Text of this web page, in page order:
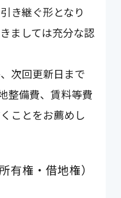
き継ぐ形となり
ましては充分な認
次回更新日まで
整備費、賃料等費
ことをお薦めし
有権・借地権）